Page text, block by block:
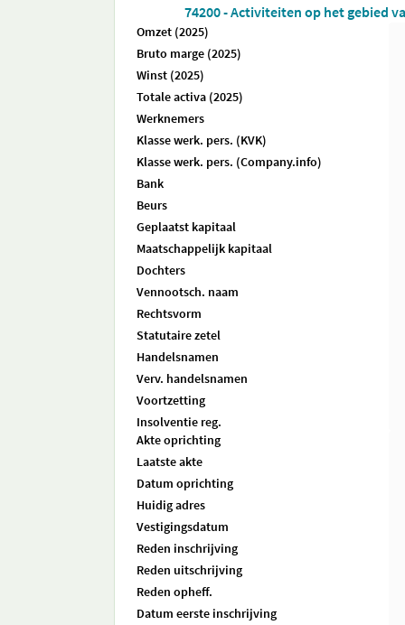
74200 - Activiteiten op het gebied
Omzet (2025)
Bruto marge (2025)
Winst (2025)
Totale activa (2025)
Werknemers
Klasse werk. pers. (KVK)
Klasse werk. pers. (Company.info)
Bank
Beurs
Geplaatst kapitaal
Maatschappelijk kapitaal
Dochters
Vennootsch. naam
Rechtsvorm
Statutaire zetel
Handelsnamen
Verv. handelsnamen
Voortzetting
Insolventie reg.
Akte oprichting
Laatste akte
Datum oprichting
Huidig adres
Vestigingsdatum
Reden inschrijving
Reden uitschrijving
Reden opheff.
Datum eerste inschrijving